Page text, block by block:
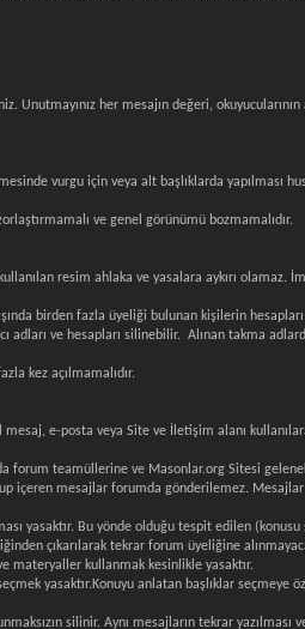
her mesajın değeri, okuyucularının
vurgu için veya alt başlıklarda yapılması
ve genel görünümü bozmamalıdır.
resim ahlaka ve yasalara aykırı olamaz.
birden fazla üyeliği bulunan kişilerin hesapları
ve hesapları silinebilir. Alınan takma
kez açılmamalıdır.
e-posta veya Site ve İletişim alanı
teamüllerine ve Masonlar.org Sitesi
içeren mesajlar forumda gönderilemez.
yasaktır. Bu yönde olduğu tespit edilen (konusu
çıkarılarak tekrar forum üyeliğine
materyaller kullanmak kesinlikle yasaktır.
yasaktır.Konuyu anlatan başlıklar seçmeye
silinir. Aynı mesajların tekrar